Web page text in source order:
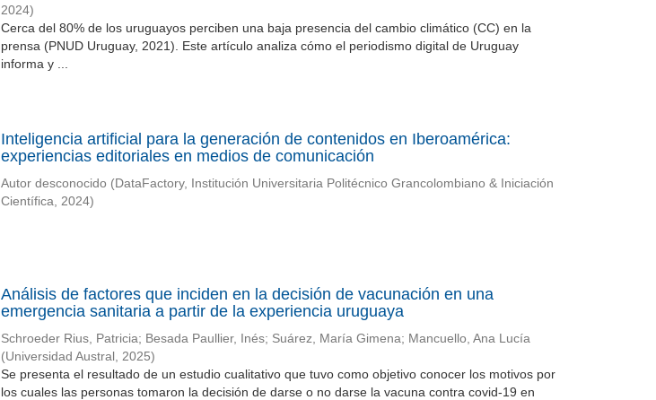
2024)
Cerca del 80% de los uruguayos perciben una baja presencia del cambio climático (CC) en la
prensa (PNUD Uruguay, 2021). Este artículo analiza cómo el periodismo digital de Uruguay
informa y ...
Inteligencia artificial para la generación de contenidos en Iberoamérica:
experiencias editoriales en medios de comunicación
Autor desconocido (DataFactory, Institución Universitaria Politécnico Grancolombiano & Iniciación
Científica, 2024)
Análisis de factores que inciden en la decisión de vacunación en una
emergencia sanitaria a partir de la experiencia uruguaya
Schroeder Rius, Patricia; Besada Paullier, Inés; Suárez, María Gimena; Mancuello, Ana Lucía
(Universidad Austral , 2025)
Se presenta el resultado de un estudio cualitativo que tuvo como objetivo conocer los motivos por
los cuales las personas tomaron la decisión de darse o no darse la vacuna contra covid-19 en